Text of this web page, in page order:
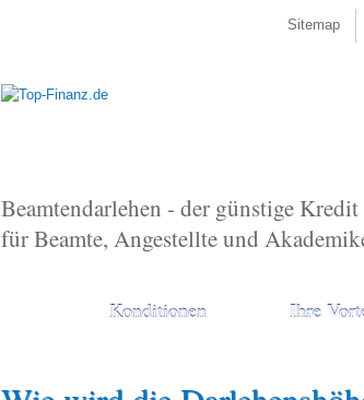
Sitemap
Beamtendarlehen - der günstige Kredit
für Beamte, Angestellte und
Konditionen Ihre